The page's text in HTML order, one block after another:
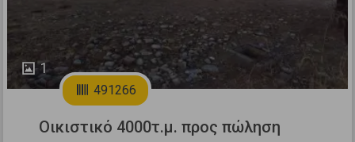
1
491266
Οικιστικό 4000τ.μ. προς πώληση